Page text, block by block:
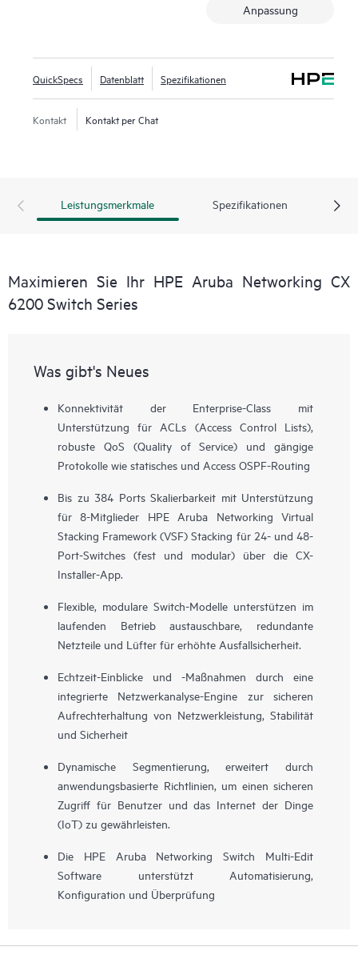
Anpassung
QuickSpecs Datenblatt Spezifikationen
Kontakt Kontakt per Chat
Leistungsmerkmale Spezifikationen
Maximieren Sie Ihr HPE Aruba Networking CX
6200 Switch Series
Was gibt's Neues
Konnektivität der Enterprise-Class mit
Unterstützung für ACLs (Access Control Lists),
robuste QoS (Quality of Service) und gängige
Protokolle wie statisches und Access OSPF-Routing
Bis zu 384 Ports Skalierbarkeit mit Unterstützung
für 8-Mitglieder HPE Aruba Networking Virtual
Stacking Framework (VSF) Stacking für 24- und 48-
Port-Switches (fest und modular) über die CX-
Installer-App.
Flexible, modulare Switch-Modelle unterstützen im
laufenden Betrieb austauschbare, redundante
Netzteile und Lüfter für erhöhte Ausfallsicherheit.
Echtzeit-Einblicke und -Maßnahmen durch eine
integrierte Netzwerkanalyse-Engine zur sicheren
Aufrechterhaltung von Netzwerkleistung, Stabilität
und Sicherheit
Dynamische Segmentierung, erweitert durch
anwendungsbasierte Richtlinien, um einen sicheren
Zugriff für Benutzer und das Internet der Dinge
(IoT) zu gewährleisten.
Die HPE Aruba Networking Switch Multi-Edit
Software unterstützt Automatisierung,
Konfiguration und Überprüfung